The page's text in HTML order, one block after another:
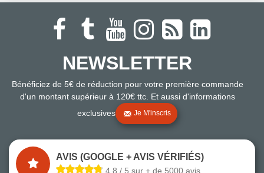
NEWSLETTER
Bénéficiez de 5€ de réduction pour votre première commande
d'un montant supérieur à 120€ ttc. Et aussi d'informations
exclusives
Je M'inscris
AVIS (GOOGLE + AVIS VÉRIFIÉS)
4.8 / 5 sur + de 5000 avis